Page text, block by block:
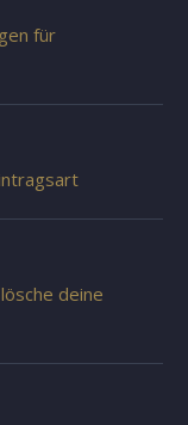
für
deine